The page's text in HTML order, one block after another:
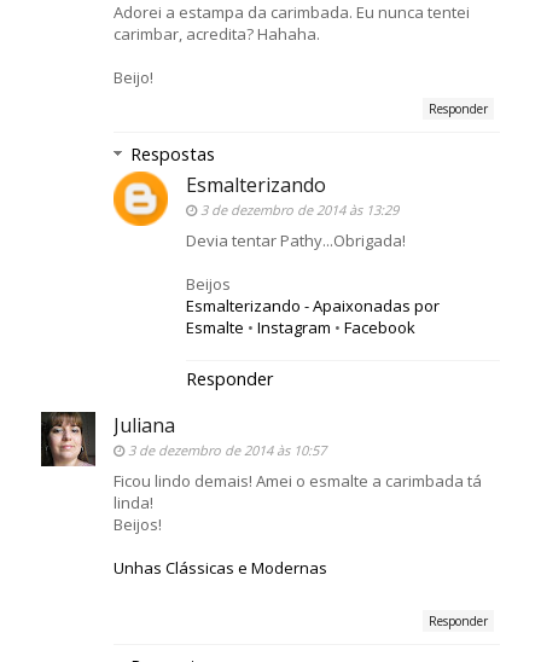
Adorei a estampa da carimbada. Eu nunca tentei
carimbar, acredita? Hahaha.
Beijo!
Responder
Respostas
Esmalterizando
3 de dezembro de 2014 às 13:29
Devia tentar Pathy...Obrigada!
Beijos
Esmalterizando - Apaixonadas por
Esmalte • Instagram • Facebook
Responder
Juliana
3 de dezembro de 2014 às 10:57
Ficou lindo demais! Amei o esmalte a carimbada tá
linda!
Beijos!
Unhas Clássicas e Modernas
Responder